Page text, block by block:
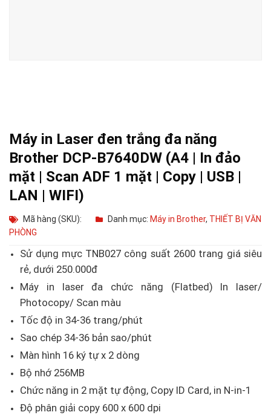
Máy in Laser đen trắng đa năng
Brother DCP-B7640DW (A4 | In đảo
mặt | Scan ADF 1 mặt | Copy | USB |
LAN | WIFI)
Mã hàng (SKU): Danh mục: Máy in Brother, THIẾT BỊ VĂN
PHÒNG
Sử dụng mực TNB027 công suất 2600 trang giá siêu
rẻ, dưới 250.000đ
Máy in laser đa chức năng (Flatbed) In laser/
Photocopy/ Scan màu
Tốc độ in 34-36 trang/phút
Sao chép 34-36 bản sao/phút
Màn hình 16 ký tự x 2 dòng
Bộ nhớ 256MB
Chức năng in 2 mặt tự động, Copy ID Card, in N-in-1
Độ phân giải copy 600 x 600 dpi